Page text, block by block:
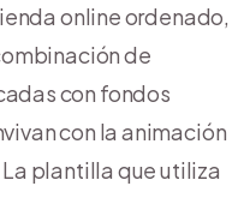
online ordenado,
de
con fondos
con la animación
plantilla que utiliza